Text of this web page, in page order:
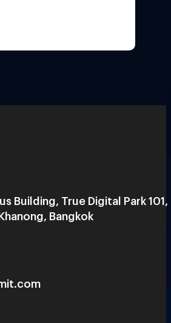
Building, True Digital Park 101,
Bangkok